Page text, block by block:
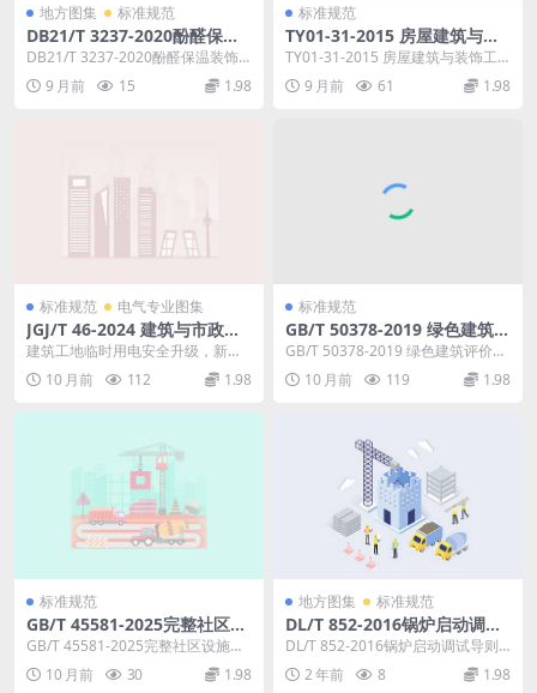
地方图集 标准规范
DB21/T 3237-2020酚醛保温
装饰板外墙外保温系统应用技
DB21/T 3237-2020酚醛保温装饰
板外墙外保温系统应用技术规程 DB
2... 9 月前 15 1.98
标准规范
TY01-31-2015 房屋建筑与装
饰工程消耗量定额
TY01-31-2015 房屋建筑与装饰工
程消耗量定额 一、《房屋建筑与装
饰工程...
9 月前 61 1.98
标准规范 电气专业图集
JGJ/T 46-2024 建筑与市政工
程施工现场临时用电安全技术
标准
建筑工地临时用电安全升级，新标
准全面解读 JGJ/T46-2024 建筑与市
政工...10 月前 112 1.98
标准规范
GB/T 50378-2019 绿色建筑评
价标准（2024年版）
GB/T 50378-2019 绿色建筑评价标
准 （2024年版） 评价与等级划...
10 月前 119 1.98
标准规范
GB/T 45581-2025完整社区设
施服务指南
GB/T 45581-2025完整社区设施服
务指南 这份文件是关于 “完整社
区”...10 月前 30 1.98
地方图集 标准规范
DL/T 852-2016锅炉启动调试
导则.pdf
DL/T 852-2016锅炉启动调试导则
代替DL/T852-2004 本标准...
2 年前 8 1.98